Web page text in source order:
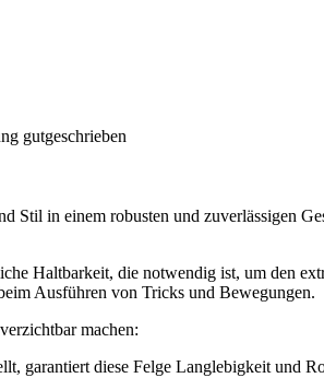
gutgeschrieben
in einem robusten und zuverlässigen
Haltbarkeit, die notwendig ist, um den
Ausführen von Tricks und Bewegungen.
machen:
garantiert diese Felge Langlebigkeit und